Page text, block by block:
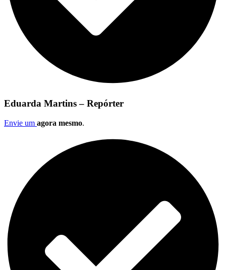
Eduarda Martins – Repórter
Envie um agora mesmo.